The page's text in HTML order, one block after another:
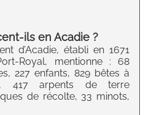
ils enAcadie ?
d’Acadie, établi en 1671
Royal, mentionne : 68
227 enfants, 829 bêtes à
417 arpents de terre
de récolte, 33 minots,